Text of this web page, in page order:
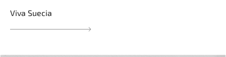
Viva Suecia